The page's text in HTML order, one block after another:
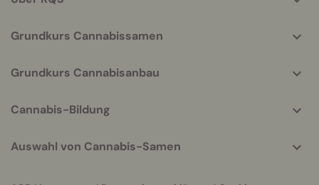
Grundkurs Cannabissamen
Grundkurs Cannabisanbau
Cannabis-Bildung
Auswahl von Cannabis-Samen